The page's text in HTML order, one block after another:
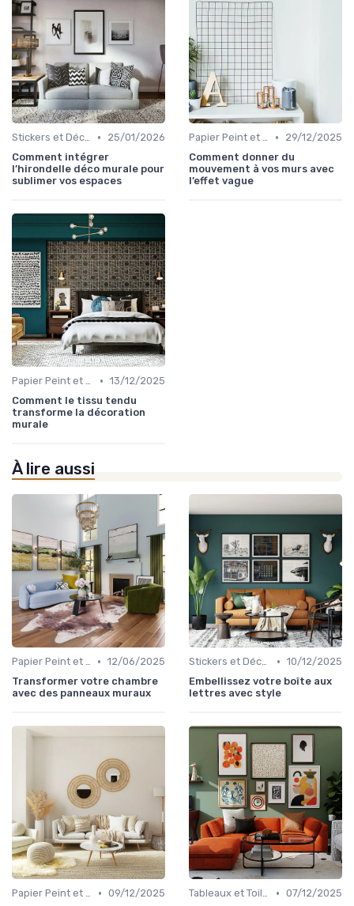
Stickers et Décalcomanies Muraux •
25/01/2026
Comment intégrer
l’hirondelle déco murale pour
sublimer vos espaces
Papier Peint et Revêtements Muraux •
29/12/2025
Comment donner du
mouvement à vos murs avec
l’effet vague
Papier Peint et Revêtements Muraux • 13/12/2025
Comment le tissu tendu
transforme la décoration
murale
À lire aussi
Papier Peint et Revêtements Muraux • 12/06/2025
Transformer votre chambre
avec des panneaux muraux
Stickers et Décalcomanies Muraux • 10/12/2025
Embellissez votre boîte aux
lettres avec style
Papier Peint et Revêtements Muraux • 09/12/2025
Tableaux et Toiles • 07/12/2025